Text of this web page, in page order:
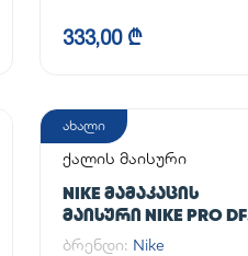
333,00 ₾
ახალი
ქალის მაისური
NIKE ᲛᲐᲛᲐᲙᲐᲪᲘᲡ
ᲛᲐᲘᲡᲣᲠᲘ NIKE PRO DF
365 CROP LS
ბრენდი: Nike